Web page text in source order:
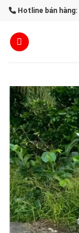
Skip
content
Hotline bán hàng: